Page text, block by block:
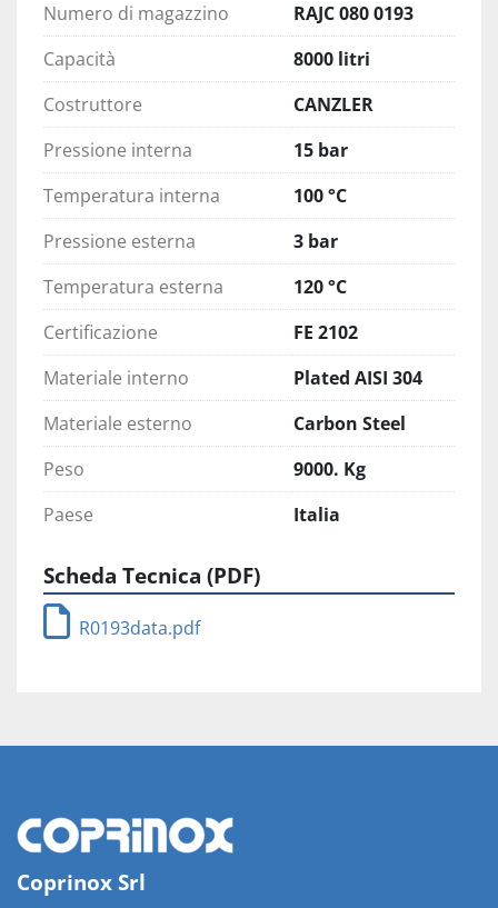
Numero di magazzino
RAJC 080 0193
Capacità
8000 litri
Costruttore
CANZLER
Pressione interna
15 bar
Temperatura interna
100 °C
Pressione esterna
3 bar
Temperatura esterna
120 °C
Certificazione
FE 2102
Materiale interno
Plated AISI 304
Materiale esterno
Carbon Steel
Peso
9000. Kg
Paese
Italia
Scheda Tecnica (PDF)
R0193data.pdf
Coprinox Srl